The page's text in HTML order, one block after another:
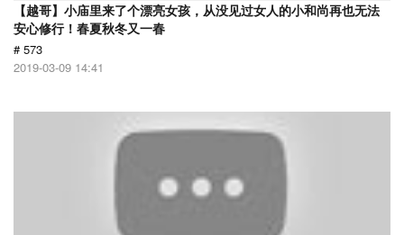
【越哥】小庙里来了个漂亮女孩，从没见过女人的小和尚再也无法
安心修行！春夏秋冬又一春
# 573
2019-03-09 14:41